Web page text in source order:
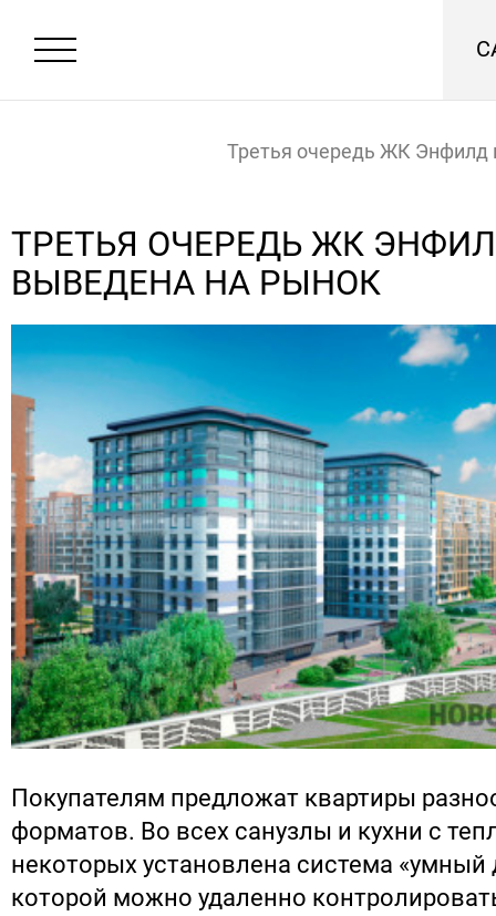
Третья очередь ЖК Энфилд
ТРЕТЬЯ ОЧЕРЕДЬ ЖК
ВЫВЕДЕНА НА РЫНОК
Покупателям предложат квартиры
форматов. Во всех санузлы и кухни с
некоторых установлена система
которой можно удаленно